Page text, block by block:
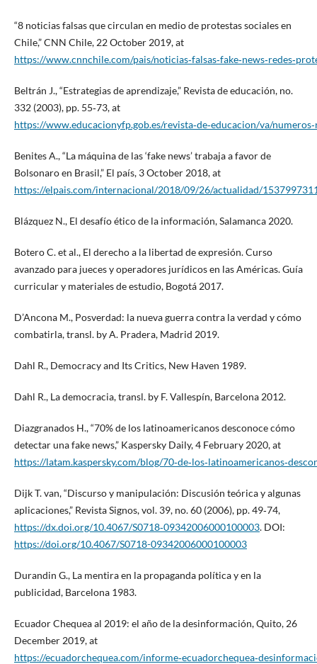
“8 noticias falsas que circulan en medio de protestas sociales en
Chile,” CNN Chile, 22 October 2019, at
https://www.cnnchile.com/pais/
Beltrán J., “Estrategias de aprendizaje,” Revista de educación, no.
332 (2003), pp. 55‑73, at
https://www.educacionyfp.gob.es/revista‑de‑educacion/va/
Benites A., “La máquina de las ‘fake news’ trabaja a favor de
Bolsonaro en Brasil,” El país, 3 October 2018, at
https://elpais.com/internacional/2018/09/26/actualidad/
Blázquez N., El desafío ético de la información, Salamanca 2020.
Botero C. et al., El derecho a la libertad de expresión. Curso
avanzado para jueces y operadores jurídicos en las Américas. Guía
curricular y materiales de estudio, Bogotá 2017.
D’Ancona M., Posverdad: la nueva guerra contra la verdad y cómo
combatirla, transl. by A. Pradera, Madrid 2019.
Dahl R., Democracy and Its Critics, New Haven 1989.
Dahl R., La democracia, transl. by F. Vallespín, Barcelona 2012.
Diazgranados H., “70% de los latinoamericanos desconoce cómo
detectar una fake news,” Kaspersky Daily, 4 February 2020, at
https://latam.kaspersky.com/blog/
Dijk T. van, “Discurso y manipulación: Discusión teórica y algunas
aplicaciones,” Revista Signos, vol. 39, no. 60 (2006), pp. 49‑74,
https://dx.doi.org/10.4067/S0718‑09342006000100003. DOI:
https://doi.org/10.4067/S0718-09342006000100003
Durandin G., La mentira en la propaganda política y en la
publicidad, Barcelona 1983.
Ecuador Chequea al 2019: el año de la desinformación, Quito, 26
December 2019, at
https://ecuadorchequea.com/